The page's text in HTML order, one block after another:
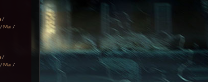
/
/ Mai /
/
/ Mai /